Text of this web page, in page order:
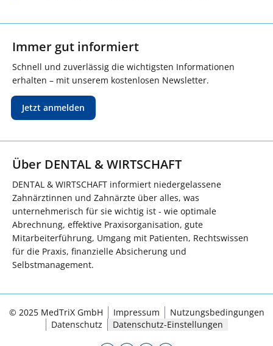
Immer gut informiert
Schnell und zuverlässig die wichtigsten Informationen
erhalten – mit unserem kostenlosen Newsletter.
Jetzt anmelden
Über DENTAL & WIRTSCHAFT
DENTAL & WIRTSCHAFT informiert niedergelassene
Zahnärztinnen und Zahnärzte über alles, was
unternehmerisch für sie wichtig ist - wie optimale
Abrechnung, effektive Praxisorganisation, gute
Mitarbeiterführung, Umgang mit Patienten, Rechtswissen
für die Praxis, finanzielle Absicherung und
Selbstmanagement.
© 2025 MedTriX GmbH Impressum
Nutzungsbedingungen
Datenschutz
Datenschutz-Einstellungen